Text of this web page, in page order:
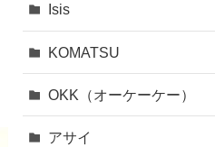
Isis
KOMATSU
OKK（オーケーケー）
アサイ